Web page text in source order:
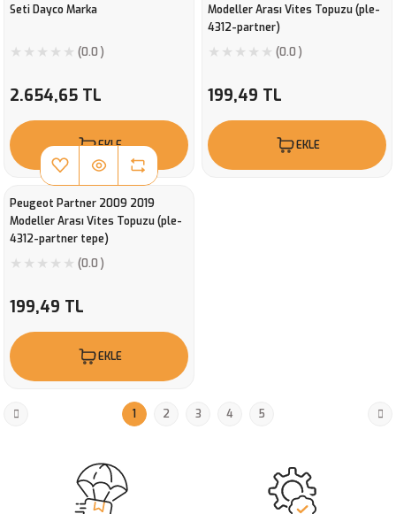
Seti Dayco Marka
(0.0 )
2.654,65 TL
EKLE
Modeller Arası Vites Topuzu (ple-
4312-partner)
(0.0 )
199,49 TL
EKLE
Peugeot Partner 2009 2019
Modeller Arası Vites Topuzu (ple-
4312-partner tepe)
(0.0 )
199,49 TL
EKLE
1 2 3 4 5